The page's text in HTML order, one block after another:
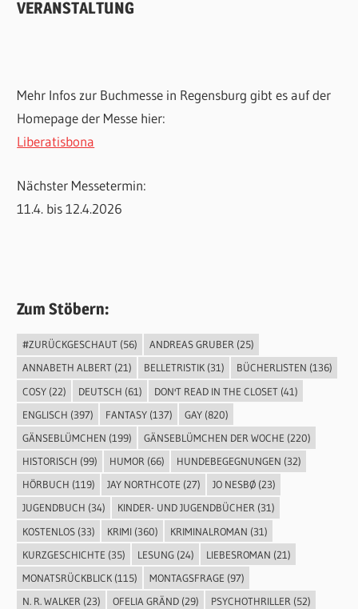
VERANSTALTUNG
Mehr Infos zur Buchmesse in Regensburg gibt es auf der
Homepage der Messe hier:
Liberatisbona
Nächster Messetermin:
11.4. bis 12.4.2026
Zum Stöbern:
#ZURÜCKGESCHAUT(56) ANDREAS GRUBER (25)
ANNABETH ALBERT(21) BELLETRISTIK(31) BÜCHERLISTEN (136)
COSY(22) DEUTSCH (61) DON'T READ IN THE CLOSET(41)
ENGLISCH (397) FANTASY(137) GAY(820)
GÄNSEBLÜMCHEN (199) GÄNSEBLÜMCHEN DER WOCHE (220)
HISTORISCH (99) HUMOR (66) HUNDEBEGEGNUNGEN (32)
HÖRBUCH (119) JAY NORTHCOTE (27) JO NESBØ(23)
JUGENDBUCH (34) KINDER- UND JUGENDBÜCHER(31)
KOSTENLOS(33) KRIMI(360) KRIMINALROMAN (31)
KURZGESCHICHTE (35) LESUNG(24) LIEBESROMAN (21)
MONATSRÜCKBLICK(115) MONTAGSFRAGE (97)
N. R. WALKER(23) OFELIA GRÄND(29) PSYCHOTHRILLER(52)